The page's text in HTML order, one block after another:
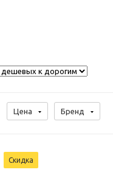
Цена Бренд
Скидка